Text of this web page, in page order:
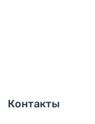
Контакты